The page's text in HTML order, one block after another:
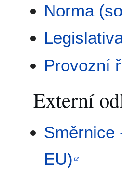
Norma
Provozní
Externí
Směrnice
EU)